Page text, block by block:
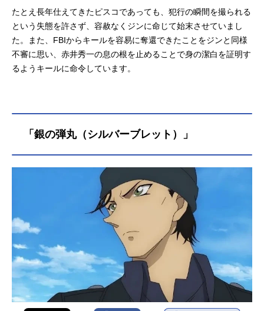
たとえ長年仕えてきたピスコであっても、犯行の瞬間を撮られる
という失態を許さず、容赦なくジンに命じて始末させていまし
た。また、FBIからキールを容易に奪還できたことをジンと同様
不審に思い、赤井秀一の息の根を止めることで身の潔白を証明す
るようキールに命令しています。
「銀の弾丸（シルバーブレット）」